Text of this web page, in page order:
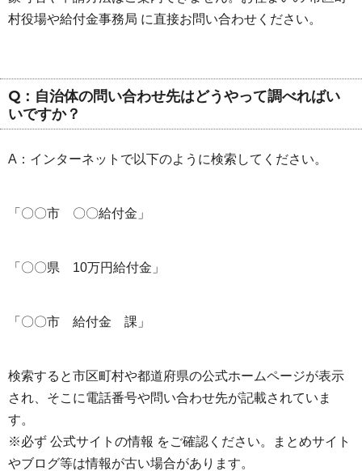
村役場や給付金事務局 に直接お問い合わせください。
Q：自治体の問い合わせ先はどうやって調べればい
いですか？
A：インターネットで以下のように検索してください。
「〇〇市 〇〇給付金」
「〇〇県 10万円給付金」
「〇〇市 給付金 課」
検索すると市区町村や都道府県の公式ホームページが表示
され、そこに電話番号や問い合わせ先が記載されていま
す。
※必ず 公式サイトの情報 をご確認ください。まとめサイト
やブログ等は情報が古い場合があります。